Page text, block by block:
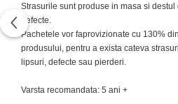
Strasurile sunt produse in masa si
defecte.
Pachetele vor faprovizionate cu 130%
produsului, pentru a exista cateva
lipsuri, defecte sau pierderi.
Varsta recomandata: 5 ani +